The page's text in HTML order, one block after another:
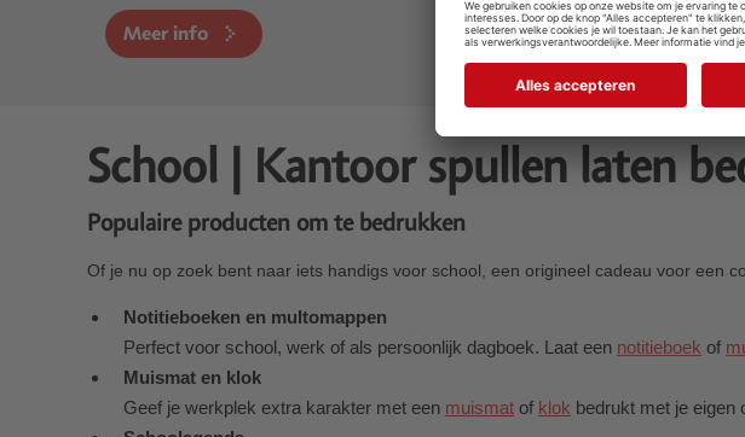
Meer info Meer info
School | Kantoor spullen laten
Populaire producten om te bedrukken
Of je nu op zoek bent naar iets handigs voor school, een origineel cadeau voor een
Notitieboeken en multomappen
Perfect voor school, werk of als persoonlijk dagboek. Laat een notitieboek of
Muismat en klok
Geef je werkplek extra karakter met een muismat of klok bedrukt met je eigen